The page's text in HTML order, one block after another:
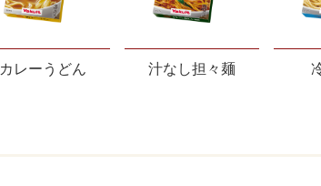
カレーうどん 汁なし担々麺